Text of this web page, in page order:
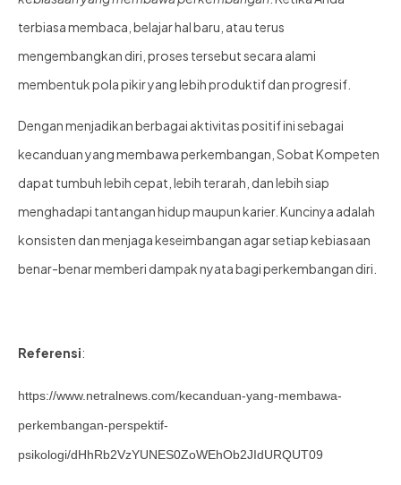
terbiasa membaca, belajar hal baru, atau terus
mengembangkan diri, proses tersebut secara alami
membentuk pola pikir yang lebih produktif dan progresif.
Dengan menjadikan berbagai aktivitas positif ini sebagai
kecanduan yang membawa perkembangan, Sobat Kompeten
dapat tumbuh lebih cepat, lebih terarah, dan lebih siap
menghadapi tantangan hidup maupun karier. Kuncinya adalah
konsisten dan menjaga keseimbangan agar setiap kebiasaan
benar-benar memberi dampak nyata bagi perkembangan diri.
Referensi:
https://www.netralnews.com/kecanduan-yang-membawa-
perkembangan-perspektif-
psikologi/dHhRb2VzYUNES0ZoWEhOb2JIdURQUT09